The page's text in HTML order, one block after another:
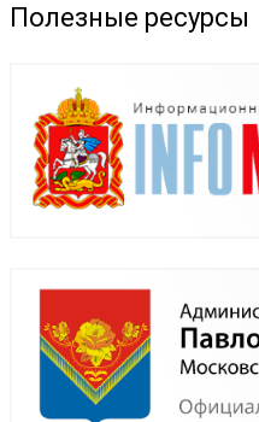
Полезные ресурсы